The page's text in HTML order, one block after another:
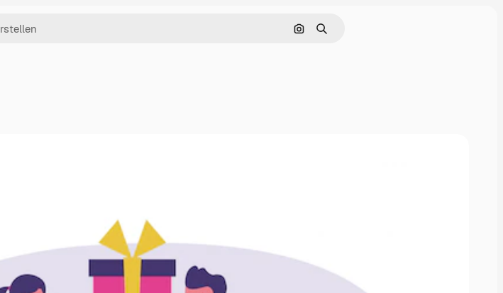
Nach Bild suchen
Suchen